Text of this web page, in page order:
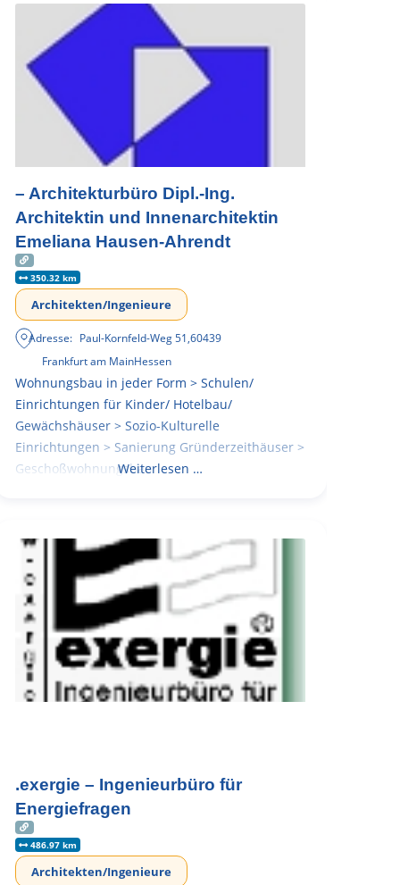
– Architekturbüro Dipl.-Ing.
Architektin und Innenarchitektin
Emeliana Hausen-Ahrendt
350.32 km
Architekten/Ingenieure
Adresse: Paul-Kornfeld-Weg 51,60439
Frankfurt am MainHessen
Wohnungsbau in jeder Form > Schulen/
Einrichtungen für Kinder/ Hotelbau/
Gewächshäuser > Sozio-Kulturelle
Einrichtungen > Sanierung Gründerzeithäuser >
GeschoßwohnungsbauWeiterlesen …
.exergie – Ingenieurbüro für
Energiefragen
486.97 km
Architekten/Ingenieure